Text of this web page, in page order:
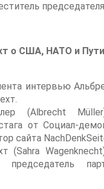
о США, НАТО и
интервью
(Albrecht
от Социал-
сайта
(Sahra
председатель